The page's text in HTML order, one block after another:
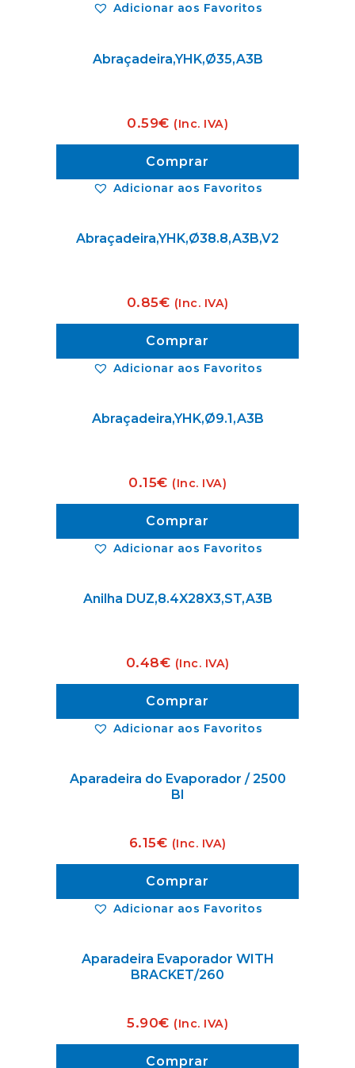
Adicionar aos Favoritos
Adicionar aos Favoritos
Abraçadeira,YHK,Ø35,A3B
0.59€ (Inc. IVA)
Comprar
Adicionar aos Favoritos
Abraçadeira,YHK,Ø38.8,A3B,V2
0.85€ (Inc. IVA)
Comprar
Adicionar aos Favoritos
Abraçadeira,YHK,Ø9.1,A3B
0.15€ (Inc. IVA)
Comprar
Adicionar aos Favoritos
Anilha DUZ,8.4X28X3,ST,A3B
0.48€ (Inc. IVA)
Comprar
Adicionar aos Favoritos
Aparadeira do Evaporador / 2500
BI
6.15€ (Inc. IVA)
Comprar
Aparadeira Evaporador WITH
BRACKET/260
5.90€ (Inc. IVA)
Comprar